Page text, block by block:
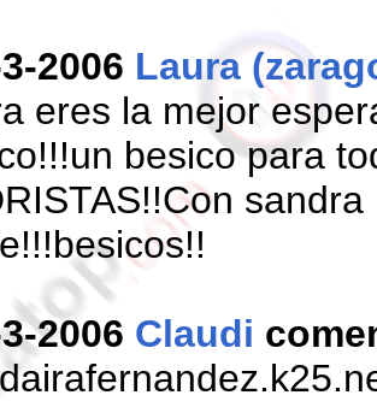
2006 Laura
eres la mejor
besico para
sandra
2006 Claudi